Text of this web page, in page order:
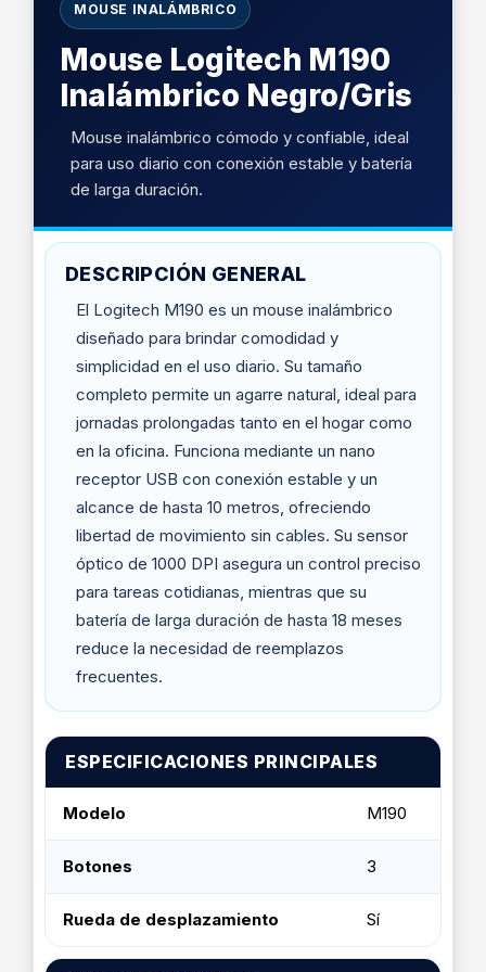
MOUSE INALÁMBRICO
Mouse Logitech M190
Inalámbrico Negro/Gris
Mouse inalámbrico cómodo y confiable, ideal
para uso diario con conexión estable y batería
de larga duración.
DESCRIPCIÓN GENERAL
El Logitech M190 es un mouse inalámbrico
diseñado para brindar comodidad y
simplicidad en el uso diario. Su tamaño
completo permite un agarre natural, ideal para
jornadas prolongadas tanto en el hogar como
en la oficina. Funciona mediante un nano
receptor USB con conexión estable y un
alcance de hasta 10 metros, ofreciendo
libertad de movimiento sin cables. Su sensor
óptico de 1000 DPI asegura un control preciso
para tareas cotidianas, mientras que su
batería de larga duración de hasta 18 meses
reduce la necesidad de reemplazos
frecuentes.
ESPECIFICACIONES PRINCIPALES
Modelo M190
Botones 3
Rueda de desplazamiento Sí